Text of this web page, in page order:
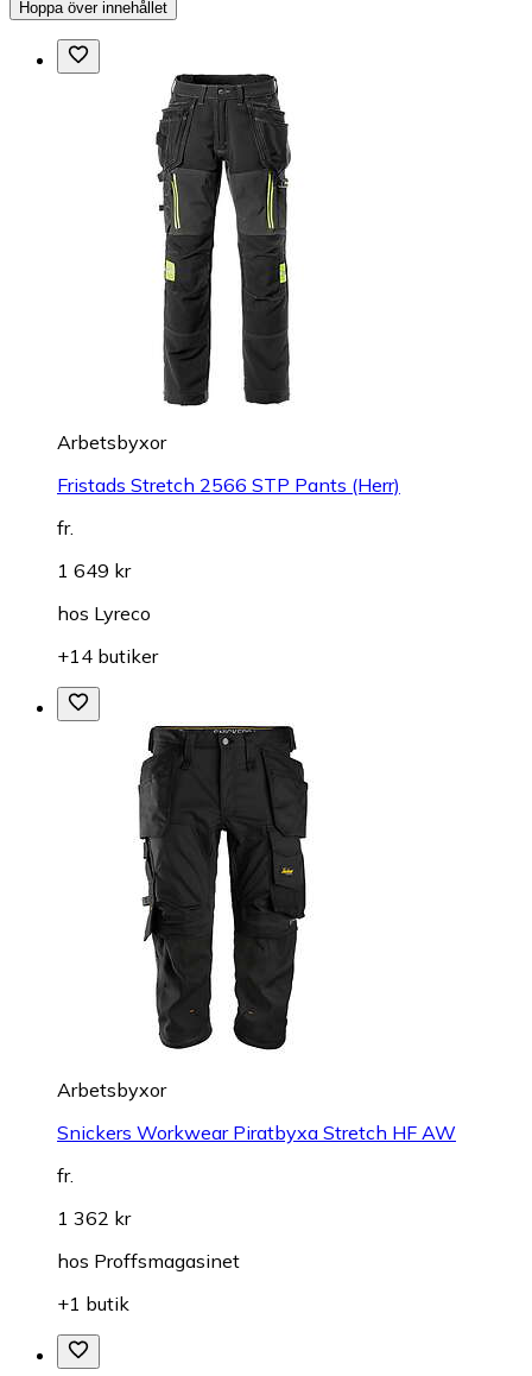
Hoppa över innehållet
Arbetsbyxor
Fristads Stretch 2566 STP Pants (Herr)
fr.
1 649 kr
hos Lyreco
+14 butiker
Arbetsbyxor
Snickers Workwear Piratbyxa Stretch HF AW
fr.
1 362 kr
hos Proffsmagasinet
+1 butik